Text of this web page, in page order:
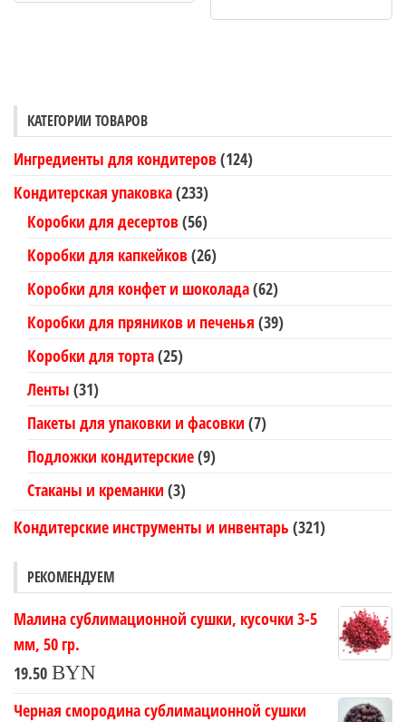
КАТЕГОРИИ ТОВАРОВ
Ингредиенты для кондитеров(124)
Кондитерская упаковка(233)
Коробки для десертов(56)
Коробки для капкейков(26)
Коробки для конфет и шоколада(62)
Коробки для пряников и печенья (39)
Коробки для торта(25)
Ленты (31)
Пакеты для упаковки и фасовки (7)
Подложки кондитерские(9)
Стаканы и креманки (3)
Кондитерские инструменты и инвентарь (321)
РЕКОМЕНДУЕМ
Малина сублимационной сушки, кусочки 3-5
мм, 50 гр.
19.50 BYN
Черная смородина сублимационной сушки